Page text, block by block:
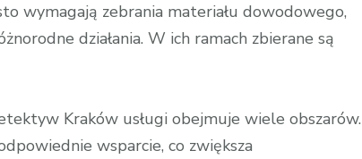
wymagają zebrania materiału dowodowego,
działania. W ich ramach zbierane są
Kraków usługi obejmuje wiele obszarów.
wsparcie, co zwiększa